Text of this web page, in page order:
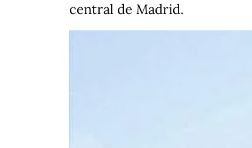
central de Madrid.